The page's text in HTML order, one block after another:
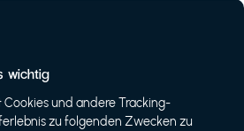
wichtig
und andere Tracking-
zu folgenden Zwecken zu